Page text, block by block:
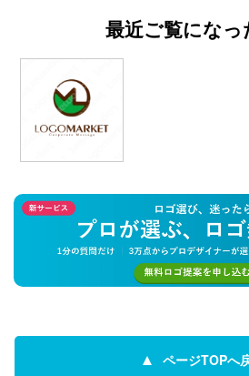
最近ご覧にな
ページTOPへ